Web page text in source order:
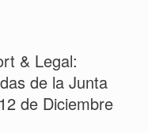
& Legal:
de la Junta
de Diciembre